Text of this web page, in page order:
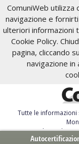
ComuniWeb utilizza
navigazione e
ulteriori informazioni
Cookie Policy.
pagina, cliccando
navigazione in
Tutte le informazioni
Servizi al Cittadino.